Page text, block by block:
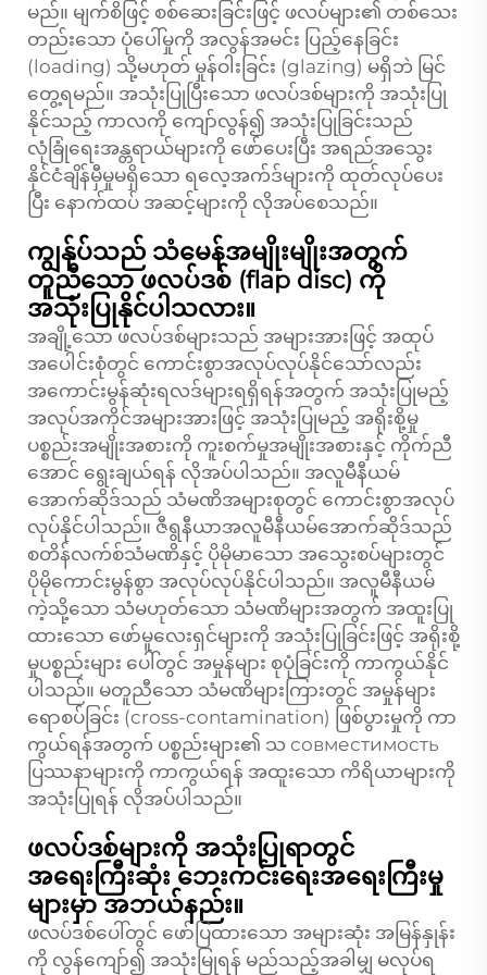
မည်။ မျက်စိဖြင့် စစ်ဆေးခြင်းဖြင့် ဖလပ်များ၏ တစ်သေး
တည်းသော ပုံပေါ်မှုကို အလွန်အမင်း ပြည့်နေခြင်း
(loading) သို့မဟုတ် မှုန်ဝါးခြင်း (glazing) မရှိဘဲ မြင်
တွေ့ရမည်။ အသုံးပြုပြီးသော ဖလပ်ဒစ်များကို အသုံးပြု
နိုင်သည့် ကာလကို ကျော်လွန်၍ အသုံးပြုခြင်းသည်
လုံခြုံရေးအန္တရာယ်များကို ဖော်ပေးပြီး အရည်အသွေး
နိုင်ငံချိန်မှီမှုမရှိသော ရလေ့အက်ဒ်များကို ထုတ်လုပ်ပေး
ပြီး နောက်ထပ် အဆင့်များကို လိုအပ်စေသည်။
ကျွန်ုပ်သည် သံမေန်အမျိုးမျိုးအတွက်
တူညီသော ဖလပ်ဒစ် (flap disc) ကို
အသုံးပြုနိုင်ပါသလား။
အချို့သော ဖလပ်ဒစ်များသည် အများအားဖြင့် အထုပ်
အပေါင်းစုံတွင် ကောင်းစွာအလုပ်လုပ်နိုင်သော်လည်း
အကောင်းမွန်ဆုံးရလဒ်များရရှိရန်အတွက် အသုံးပြုမည့်
အလုပ်အကိုင်အများအားဖြင့် အသုံးပြုမည့် အရိုးစို့မှု
ပစ္စည်းအမျိုးအစားကို ကူးစက်မှုအမျိုးအစားနှင့် ကိုက်ညီ
အောင် ရွေးချယ်ရန် လိုအပ်ပါသည်။ အလူမီနီယမ်
အောက်ဆိုဒ်သည် သံမဏိအများစုတွင် ကောင်းစွာအလုပ်
လုပ်နိုင်ပါသည်။ ဇီရွနီယာအလူမီနီယမ်အောက်ဆိုဒ်သည်
စတိန်လက်စ်သံမဏိနှင့် ပိုမိုမာသော အသွေးစပ်များတွင်
ပိုမိုကောင်းမွန်စွာ အလုပ်လုပ်နိုင်ပါသည်။ အလူမီနီယမ်
ကဲ့သို့သော သံမဟုတ်သော သံမဏိများအတွက် အထူးပြု
ထားသော ဖော်မူလေးရှင်များကို အသုံးပြုခြင်းဖြင့် အရိုးစို့
မှုပစ္စည်းများ ပေါ်တွင် အမှုန်များ စုပုံခြင်းကို ကာကွယ်နိုင်
ပါသည်။ မတူညီသော သံမဏိများကြားတွင် အမှုန်များ
ရောစပ်ခြင်း (cross-contamination) ဖြစ်ပွားမှုကို ကာ
ကွယ်ရန်အတွက် ပစ္စည်းများ၏ သ совместимость
ပြဿနာများကို ကာကွယ်ရန် အထူးသော ကိရိယာများကို
အသုံးပြုရန် လိုအပ်ပါသည်။
ဖလပ်ဒစ်များကို အသုံးပြုရာတွင်
အရေးကြီးဆုံး ဘေးကင်းရေးအရေးကြီးမှု
များမှာ အဘယ်နည်း။
ဖလပ်ဒစ်ပေါ်တွင် ဖော်ပြထားသော အများဆုံး အမြန်နှုန်း
ကို လွန်ကျော်၍ အသုံးမြုရန် မည်သည့်အခါမျှ မလုပ်ရ